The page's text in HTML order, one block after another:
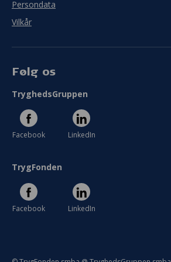
Persondata
Vilkår
Følg os
TryghedsGruppen
Facebook LinkedIn
TrygFonden
Facebook LinkedIn